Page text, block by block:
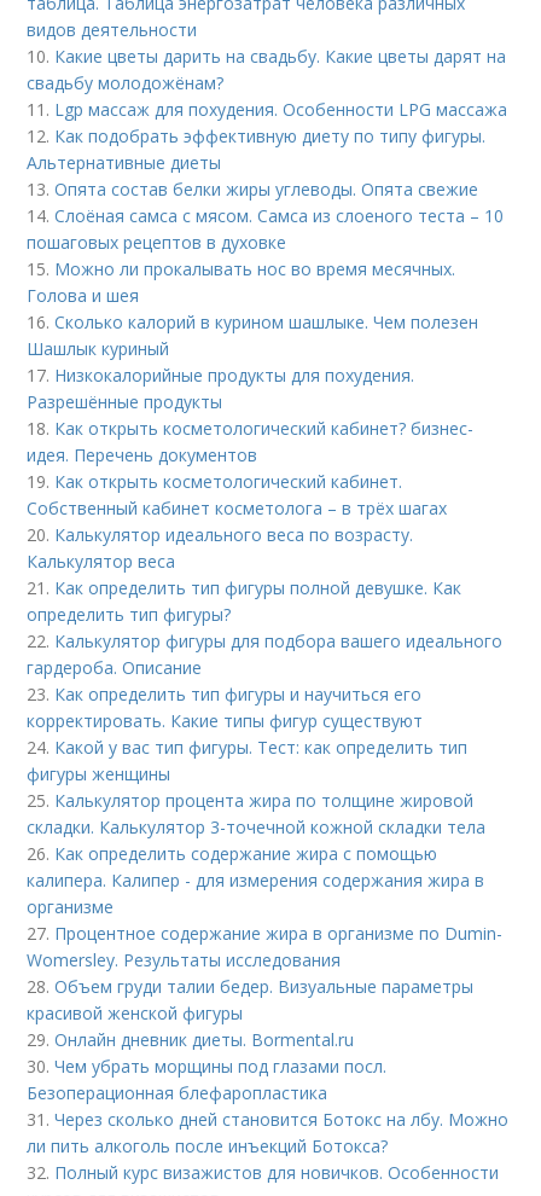
видов деятельности
10. Какие цветы дарить на свадьбу. Какие цветы дарят на
свадьбу молодожёнам?
11. Lgp массаж для похудения. Особенности LPG массажа
12. Как подобрать эффективную диету по типу фигуры.
Альтернативные диеты
13.Опята состав белки жиры углеводы. Опята свежие
14.Слоёная самса с мясом. Самса из слоеного теста – 10
пошаговых рецептов в духовке
15. Можно ли прокалывать нос во время месячных.
Голова и шея
16.Сколько калорий в курином шашлыке. Чем полезен
Шашлык куриный
17. Низкокалорийные продукты для похудения.
Разрешённые продукты
18. Как открыть косметологический кабинет? бизнес-
идея. Перечень документов
19. Как открыть косметологический кабинет.
Собственный кабинет косметолога – в трёх шагах
20. Калькулятор идеального веса по возрасту.
Калькулятор веса
21. Как определить тип фигуры полной девушке. Как
определить тип фигуры?
22. Калькулятор фигуры для подбора вашего идеального
гардероба. Описание
23. Как определить тип фигуры и научиться его
корректировать. Какие типы фигур существуют
24. Какой у вас тип фигуры. Тест: как определить тип
фигуры женщины
25. Калькулятор процента жира по толщине жировой
складки. Калькулятор 3-точечной кожной складки тела
26. Как определить содержание жира с помощью
калипера. Калипер - для измерения содержания жира в
организме
27. Процентное содержание жира в организме по Dumin-
Womersley. Результаты исследования
28.Объем груди талии бедер. Визуальные параметры
красивой женской фигуры
29.Онлайн дневник диеты. Bormental.ru
30.Чем убрать морщины под глазами посл.
Безоперационная блефаропластика
31.Через сколько дней становится Ботокс на лбу. Можно
ли пить алкоголь после инъекций Ботокса?
32. Полный курс визажистов для новичков. Особенности